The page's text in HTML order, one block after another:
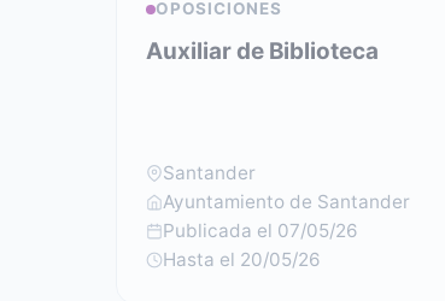
OPOSICIONES
Auxiliar de Biblioteca
Santander
Ayuntamiento de Santander
Publicada el 07/05/26
Hasta el 20/05/26